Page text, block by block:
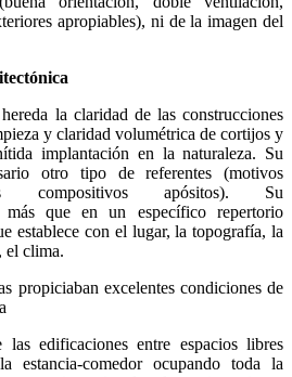
apropiables), ni de la imagen del
la claridad de las construcciones
y claridad volumétrica de cortijos y
implantación en la naturaleza. Su
otro tipo de referentes (motivos
compositivos apósitos). Su
más que en un específico repertorio
establece con el lugar, la topografía, la
el clima.
propiciaban excelentes condiciones de
edificaciones entre espacios libres
estancia-comedor ocupando toda la